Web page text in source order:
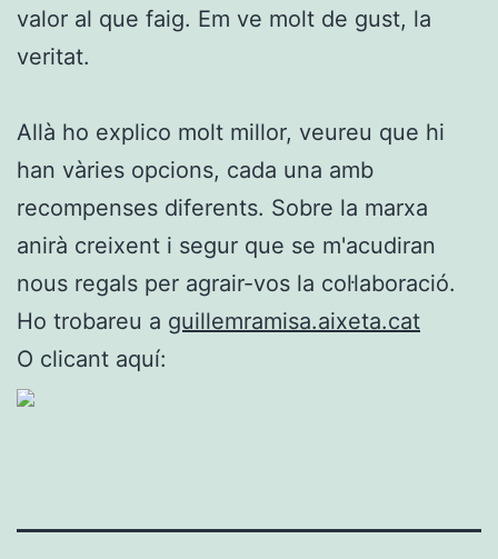
valor al que faig. Em ve molt de gust, la
veritat.
Allà ho explico molt millor, veureu que hi
han vàries opcions, cada una amb
recompenses diferents. Sobre la marxa
anirà creixent i segur que se m'acudiran
nous regals per agrair-vos la col·laboració.
Ho trobareu a guillemramisa.aixeta.cat
O clicant aquí: